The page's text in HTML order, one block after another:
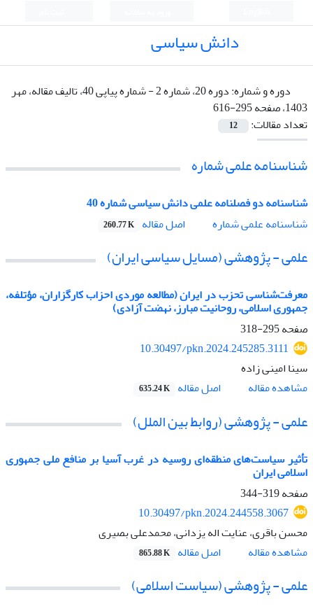
دانش سیاسی
دوره و شماره:
دوره 20، شماره 2 - شماره پیاپی 40، تالیف مقاله، مهر
1403، صفحه 295-616
تعداد مقالات:
12
شناسنامه علمی شماره
شناسنامه دو فصلنامه علمی دانش سیاسی شماره 40
شناسنامه علمی شماره
اصل مقاله 260.77 K
علمی - پژوهشی (مسایل سیاسی ایران)
معرفت‌شناسی تحزب در ایران (مطالعه موردی احزاب کارگزاران، مؤتلفه،
جمهوری اسلامی، روحانیت مبارز، نهضت آزادی)
صفحه295-318
10.30497/pkn.2024.245285.3111
سینا امینی زاده
مشاهده مقاله
اصل مقاله 635.24 K
علمی - پژوهشی (روابط بین الملل)
تأثیر سیاست‌های منطقه‌ای روسیه در غرب آسیا بر منافع ملی جمهوری
اسلامی ایران
صفحه319-344
10.30497/pkn.2024.244558.3067
محسن باقری، عنایت اله یزدانی، محمدعلی بصیری
مشاهده مقاله
اصل مقاله 865.88 K
علمی - پژوهشی (سیاست اسلامی)